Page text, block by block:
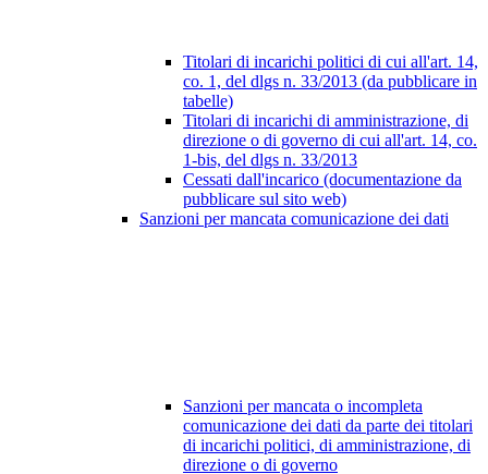
Titolari di incarichi politici di cui all'art. 14,
co. 1, del dlgs n. 33/2013 (da pubblicare in
tabelle)
Titolari di incarichi di amministrazione, di
direzione o di governo di cui all'art. 14, co.
1-bis, del dlgs n. 33/2013
Cessati dall'incarico (documentazione da
pubblicare sul sito web)
Sanzioni per mancata comunicazione dei dati
Sanzioni per mancata o incompleta
comunicazione dei dati da parte dei titolari
di incarichi politici, di amministrazione, di
direzione o di governo